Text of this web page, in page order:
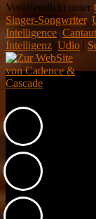
Veröffentlicht unter
Singer-Songwriter,
Intelligence,
Intelligenz, Udio |